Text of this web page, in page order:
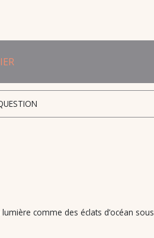
comme des éclats d’océan